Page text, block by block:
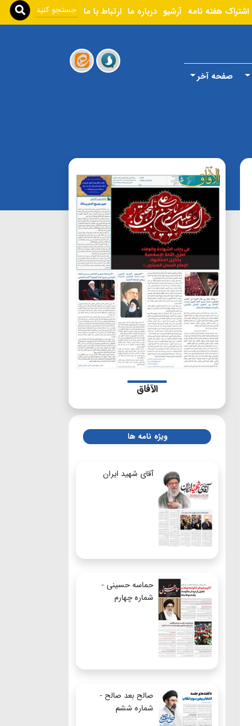
اشتراک هفته نامه آرشیو درباره ما ارتباط با ما
صفحه آخر
الآفاق
ویژه نامه ها
آقای شهید ایران
حماسه حسینی -
شماره چهارم
صالح بعد صالح -
شماره ششم